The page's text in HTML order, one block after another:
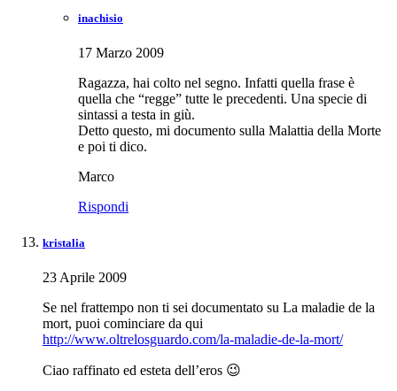
inachisio
17 Marzo 2009
Ragazza, hai colto nel segno. Infatti quella frase è
quella che “regge” tutte le precedenti. Una specie di
sintassi a testa in giù.
Detto questo, mi documento sulla Malattia della Morte
e poi ti dico.
Marco
Rispondi
kristalia
23 Aprile 2009
Se nel frattempo non ti sei documentato su La maladie de la
mort, puoi cominciare da qui
http://www.oltrelosguardo.com/la-maladie-de-la-mort/
Ciao raffinato ed esteta dell’eros 😉